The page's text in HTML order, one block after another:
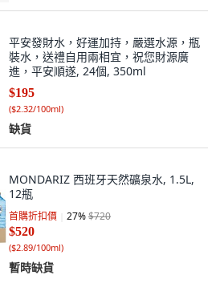
平安發財水，好運加持，嚴選水源，瓶
裝水，送禮自用兩相宜，祝您財源廣
進，平安順遂, 24個, 350ml
$195
($2.32/100ml)
缺貨
MONDARIZ 西班牙天然礦泉水, 1.5L,
12瓶
首購折扣價 27%$720
$520
($2.89/100ml)
暫時缺貨